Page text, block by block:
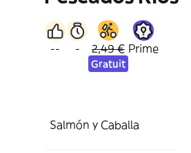
-- - 2,49 €
Gratuit
Prime
Salmón y Caballa